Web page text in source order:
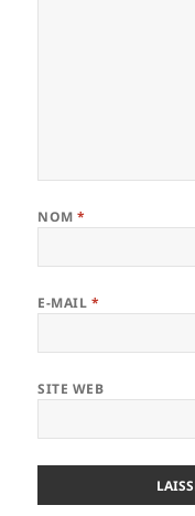
NOM*
E-MAIL *
SITE WEB